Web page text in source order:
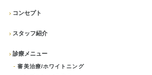
コンセプト
スタッフ紹介
診療メニュー
審美治療/ホワイトニング